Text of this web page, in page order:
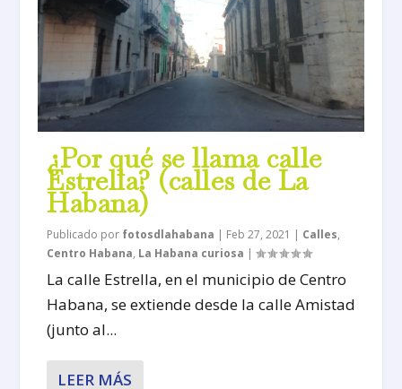
¿Por qué se llama calle
Estrella? (calles de La
Habana)
Publicado por fotosdlahabana | Feb 27, 2021 | Calles,
Centro Habana, La Habana curiosa |
La calle Estrella, en el municipio de Centro
Habana, se extiende desde la calle Amistad
(junto al...
LEER MÁS